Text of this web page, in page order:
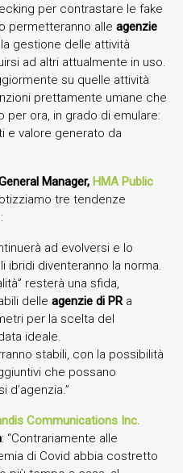
per contrastare le fake
permetteranno alle agenzie
gestione delle attività
ad altri attualmente in uso.
su quelle attività
prettamente umane che
per ora, in grado di emulare:
e valore generato da
Manager, HMA Public
tre tendenze
ad evolversi e lo
ibridi diventeranno la norma.
resterà una sfida,
delle agenzie di PRa
per la scelta del
ideale.
stabili, con la possibilità
che possano
d’agenzia.”
Communications Inc.
: “Contrariamente alle
di Covid abbia costretto